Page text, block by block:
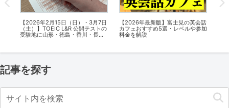
【2026年最新版】相模原市で安い
おすすめの英会話スクール10選を
解説・評判や口コミをご紹介
【2026年最新版】芝・浜松町の英
会話カフェおすすめ6選・レベルや
参加料金を解説
記事を探す